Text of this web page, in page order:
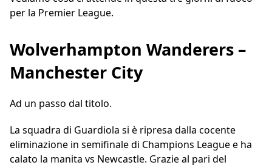
per la Premier League.
Wolverhampton Wanderers –
Manchester City
Ad un passo dal titolo.
La squadra di Guardiola si è ripresa dalla cocente
eliminazione in semifinale di Champions League e ha
calato la manita vs Newcastle. Grazie al pari del